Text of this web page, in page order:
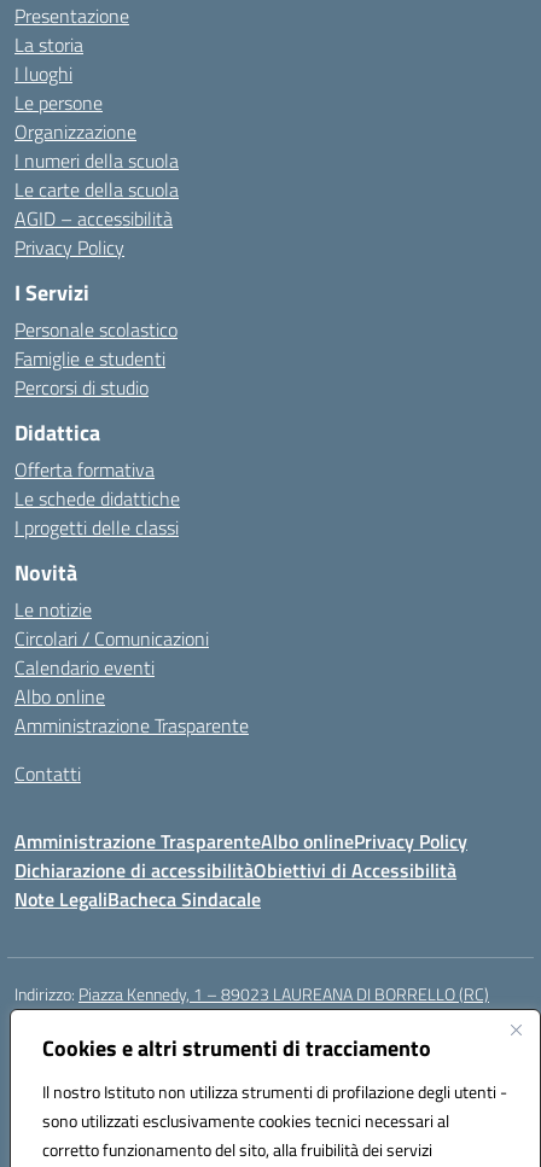
Cookies e altri strumenti di tracciamento
Il nostro Istituto non utilizza strumenti di profilazione degli utenti -
sono utilizzati esclusivamente cookies tecnici necessari al
corretto funzionamento del sito, alla fruibilità dei servizi
Presentazione
La storia
I luoghi
Le persone
Organizzazione
I numeri della scuola
Le carte della scuola
AGID – accessibilità
Privacy Policy
I Servizi
Personale scolastico
Famiglie e studenti
Percorsi di studio
Didattica
Offerta formativa
Le schede didattiche
I progetti delle classi
Novità
Le notizie
Circolari / Comunicazioni
Calendario eventi
Albo online
Amministrazione Trasparente
Contatti
Amministrazione TrasparenteAlbo onlinePrivacy Policy
Dichiarazione di accessibilitàObiettivi di Accessibilità
Note LegaliBacheca Sindacale
Indirizzo: Piazza Kennedy, 1 – 89023 LAUREANA DI BORRELLO (RC)
Centralino:
Posta elettronica certificata (PEC):rcic84800t@pec.istruzione.it
Codice fiscale: 82000940807
Codice meccanografico:RCIC84800T
Codice Indice delle Pubbliche Amministrazioni (IPA): istsc_rcic84800t